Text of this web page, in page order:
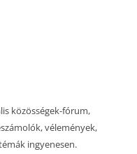
közösségek-fórum,
vélemények,
ingyenesen.